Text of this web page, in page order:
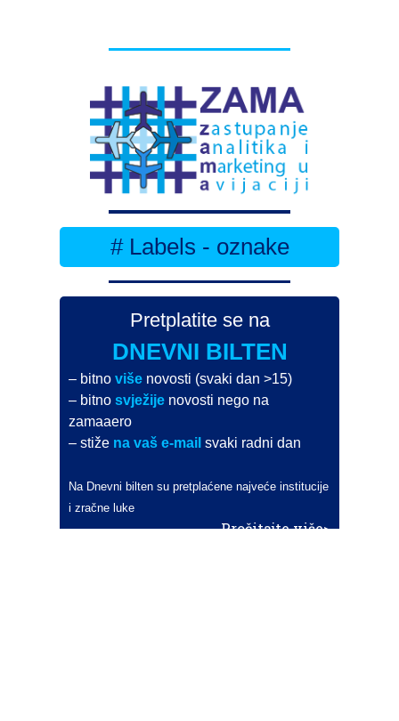
# Labels - oznake
Pretplatite se na
DNEVNI BILTEN
– bitnoviše novosti (svaki dan >15)
– bitnosvježije novosti nego na
zamaaero
– stiže na vaš e-mail svaki radni dan
Na Dnevni bilten su pretplaćene najveće institucije
i zračne luke
Pročitajte više>